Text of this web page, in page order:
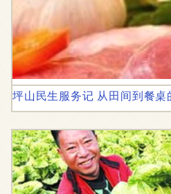
坪山民生服务记 从田间到餐桌